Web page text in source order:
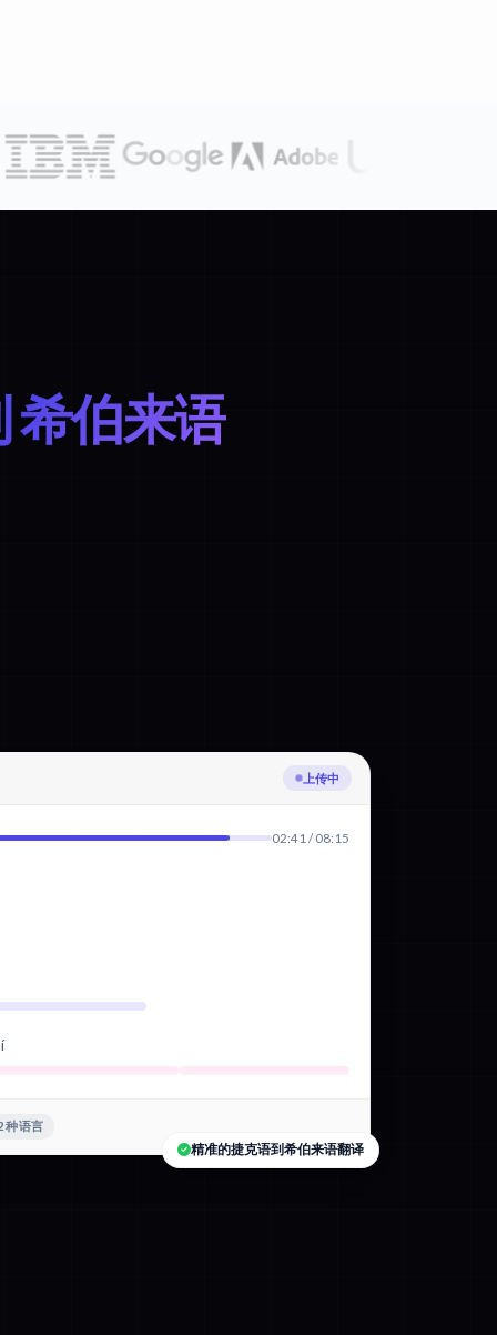
希伯来语
正在转录捷克语
02:41 / 08:15
种语言
精准的捷克语到希伯来语翻译